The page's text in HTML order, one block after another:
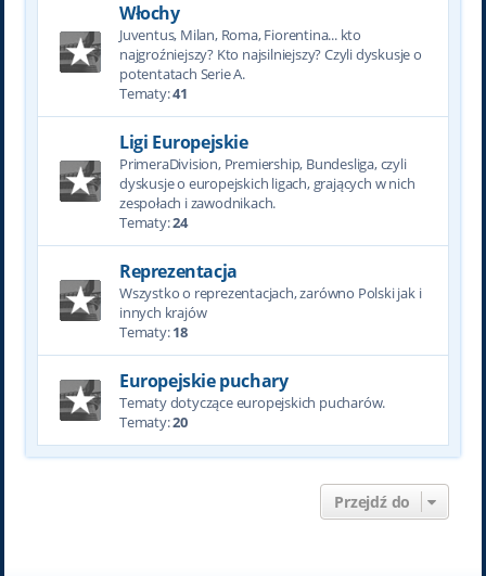
Włochy
Juventus, Milan, Roma, Fiorentina... kto
najgroźniejszy? Kto najsilniejszy? Czyli dyskusje o
potentatach Serie A.
Tematy:41
Ligi Europejskie
PrimeraDivision, Premiership, Bundesliga, czyli
dyskusje o europejskich ligach, grających w nich
zespołach i zawodnikach.
Tematy:24
Reprezentacja
Wszystko o reprezentacjach, zarówno Polski jak i
innych krajów
Tematy:18
Europejskie puchary
Tematy dotyczące europejskich pucharów.
Tematy:20
Przejdź do